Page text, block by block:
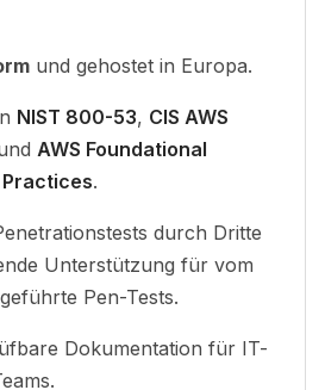
und gehostet in Europa.
NIST 800-53, CIS AWS
AWS Foundational
.
durch Dritte
Unterstützung für vom
Pen-Tests.
Dokumentation für IT-
.